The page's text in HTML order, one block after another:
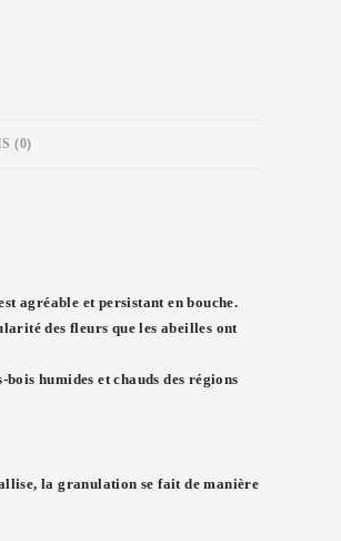
(0)
agréable et persistant en bouche.
des fleurs que les abeilles ont
humides et chauds des régions
la granulation se fait de manière